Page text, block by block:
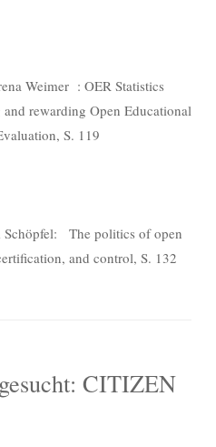
Weimer : OER Statistics
rewarding Open Educational
S. 119
Schöpfel: The politics of open
and control, S. 132
CITIZEN